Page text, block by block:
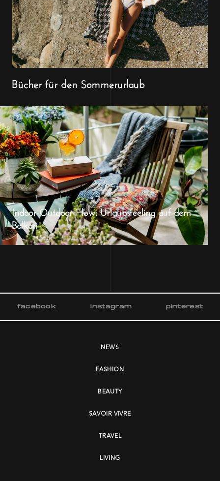
Bücher für den Sommerurlaub
Indoor-Outdoor-Flow: Urlaubsfeeling auf dem
Balkon
facebook instagram pinterest
NEWS
FASHION
BEAUTY
SAVOIR VIVRE
TRAVEL
LIVING